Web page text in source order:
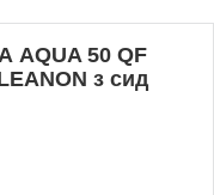
50 QF
з сид